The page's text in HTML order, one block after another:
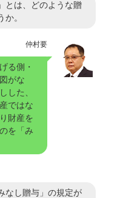
とは、どのような贈
か。
仲村要
る側・
がな
した、
ではな
財産を
を「み
なし贈与」の規定が